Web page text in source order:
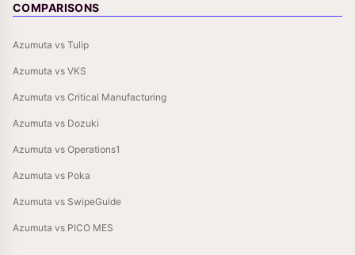
COMPARISONS
Azumuta vs Tulip
Azumuta vs VKS
Azumuta vs Critical Manufacturing
Azumuta vs Dozuki
Azumuta vs Operations1
Azumuta vs Poka
Azumuta vs SwipeGuide
Azumuta vs PICO MES